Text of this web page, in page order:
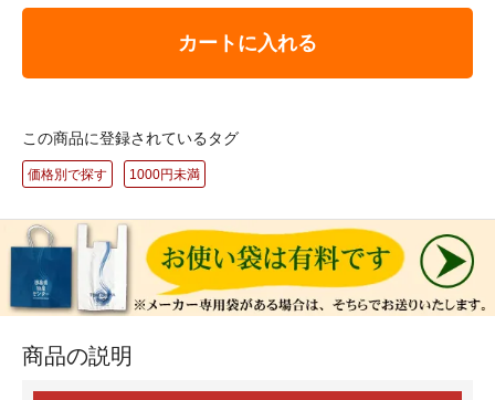
カートに入れる
この商品に登録されているタグ
価格別で探す 1000円未満
商品の説明